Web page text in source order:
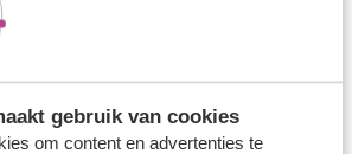
gebruik van cookies
om content en advertenties te